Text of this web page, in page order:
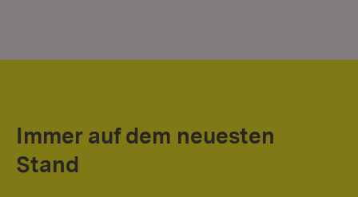
Immer auf dem neuesten
Stand